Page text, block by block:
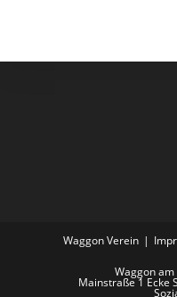
Waggon Verein
Waggon
Mainstraße 1 Ecke